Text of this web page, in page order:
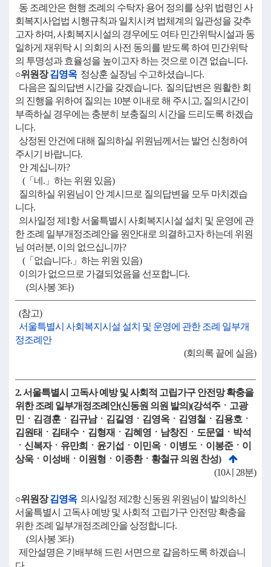
동 조례안은 현행 조례의 수탁자 용어 정의를 상위 법령인 사
회복지사업법 시행규칙과 일치시켜 법체계의 일관성을 갖추
고자 하며, 사회복지시설의 경우에도 여타 민간위탁시설과 동
일하게 재위탁 시 의회의 사전 동의를 받도록 하여 민간위탁
의 투명성과 효율성을 높이고자 하는 것으로 이견 없습니다.
○위원장김영옥정상훈 실장님 수고하셨습니다.
다음은 질의답변 시간을 갖겠습니다. 질의답변은 원활한 회
의 진행을 위하여 질의는 10분 이내로 해 주시고, 질의시간이
부족하실 경우에는 충분히 보충질의 시간을 드리도록 하겠습
니다.
상정된 안건에 대해 질의하실 위원님께서는 발언 신청하여
주시기 바랍니다.
안 계십니까?
(「네.」하는 위원 있음)
질의하실 위원님이 안 계시므로 질의답변을 모두 마치겠습
니다.
의사일정 제1항 서울특별시 사회복지시설 설치 및 운영에 관
한 조례 일부개정조례안을 원안대로 의결하고자 하는데 위원
님 여러분, 이의 없으십니까?
(「없습니다.」하는 위원 있음)
이의가 없으므로 가결되었음을 선포합니다.
(의사봉 3타)
(참고)
서울특별시 사회복지시설 설치 및 운영에 관한 조례 일부개
정조례안
(회의록 끝에 실음)
2. 서울특별시 고독사 예방 및 사회적 고립가구 안전망 확충을
위한 조례 일부개정조례안(신동원 의원 발의)(강석주ㆍ고광
민ㆍ김경훈ㆍ김규남ㆍ김길영ㆍ김영옥ㆍ김영철ㆍ김용호ㆍ
김원태ㆍ김태수ㆍ김형재ㆍ김혜영ㆍ남창진ㆍ도문열ㆍ박석
ㆍ신복자ㆍ유만희ㆍ윤기섭ㆍ이민옥ㆍ이병도ㆍ이봉준ㆍ이
상욱ㆍ이성배ㆍ이원형ㆍ이종환ㆍ황철규 의원 찬성)
(10시 28분)
○위원장김영옥의사일정 제2항 신동원 위원님이 발의하신
서울특별시 고독사 예방 및 사회적 고립가구 안전망 확충을
위한 조례 일부개정조례안을 상정합니다.
(의사봉 3타)
제안설명은 기배부해 드린 서면으로 갈음하도록 하겠습니